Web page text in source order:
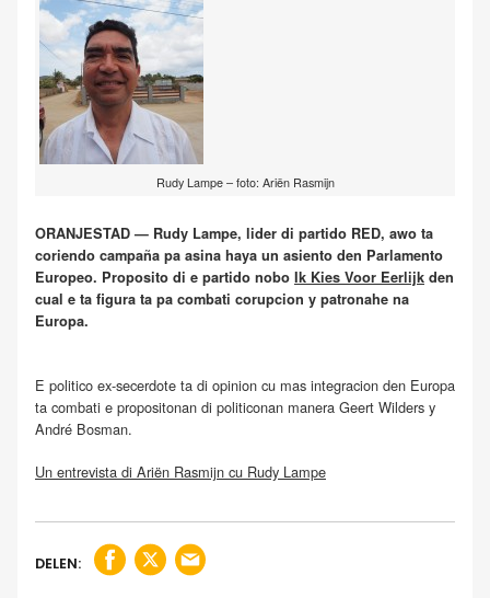
Rudy Lampe – foto: Ariën Rasmijn
ORANJESTAD — Rudy Lampe, lider di partido RED, awo ta
coriendo campaña pa asina haya un asiento den Parlamento
Europeo. Proposito di e partido nobo Ik Kies Voor Eerlijk den
cual e ta figura ta pa combati corupcion y patronahe na
Europa.
E politico ex-secerdote ta di opinion cu mas integracion den Europa
ta combati e propositonan di politiconan manera Geert Wilders y
André Bosman.
Un entrevista di Ariën Rasmijn cu Rudy Lampe
DELEN: